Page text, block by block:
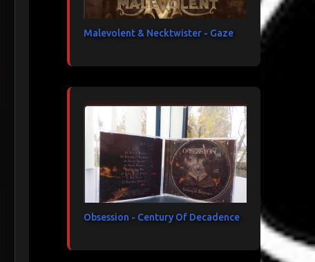
Malevolent & Necktwister - Gaze
Obsession - Century Of Decadence